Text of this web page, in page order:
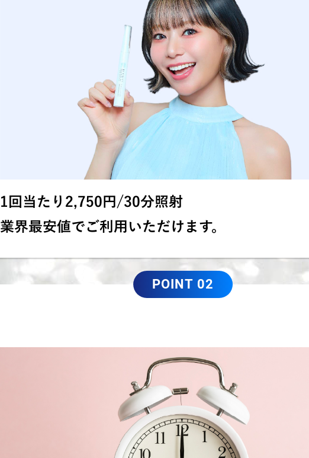
1回当たり2,750円/30分照射
業界最安値でご利用いただけます。
POINT 02